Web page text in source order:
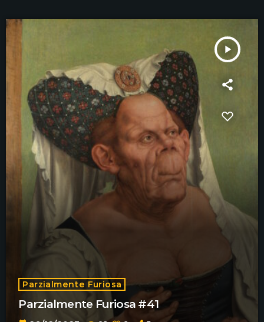
play_arrow
Parzialmente Furiosa
Parzialmente Furiosa #41